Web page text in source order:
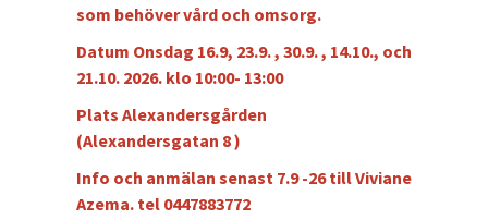
som behöver vård och omsorg.
Datum Onsdag 16.9, 23.9. , 30.9. , 14.10., och
21.10. 2026. klo 10:00- 13:00
Plats Alexandersgården
(Alexandersgatan 8 )
Info och anmälan senast 7.9 -26 till Viviane
Azema. tel 0447883772